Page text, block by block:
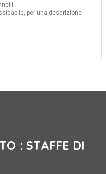
per una descrizione
: STAFFE DI